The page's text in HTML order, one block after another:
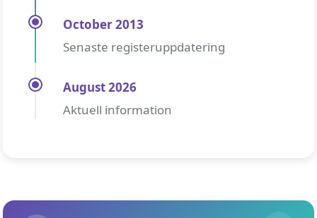
October 2013
Senaste registeruppdatering
August 2026
Aktuell information